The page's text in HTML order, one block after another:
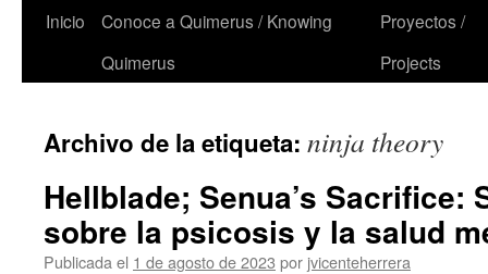
Saltar
Inicio
Conoce a Quimerus / Knowing
Quimerus
Proyectos /
Projects
Archivo de la etiqueta: ninja theory
Hellblade; Senua’s Sacrifice:
sobre la psicosis y la salud
Publicada el 1 de agosto de 2023 por jvicenteherrera